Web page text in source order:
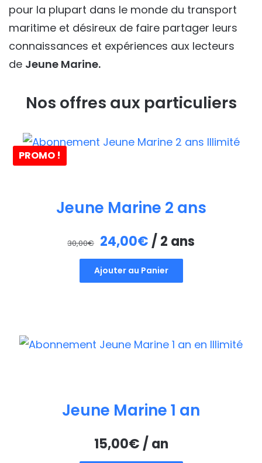
pour la plupart dans le monde du transport
maritime et désireux de faire partager leurs
connaissances et expériences aux lecteurs
de Jeune Marine.
Nos offres aux particuliers
PROMO !
Jeune Marine 2 ans
30,00€ Le
prix
initial
24,00€ Le
prix
actuel
/ 2 ans
Ajouter au Panier
Jeune Marine 1 an
15,00€ / an